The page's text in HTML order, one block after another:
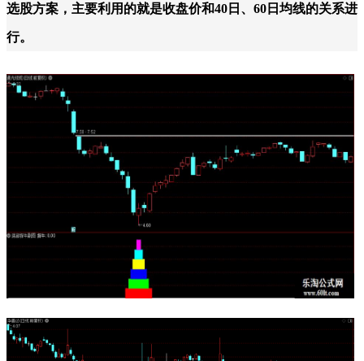
选股方案，主要利用的就是收盘价和40日、60日均线的关系进
行。